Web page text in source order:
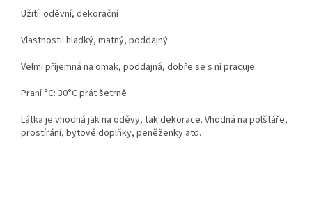
Užití: oděvní, dekorační
Vlastnosti: hladký, matný, poddajný
Velmi příjemná na omak, poddajná, dobře se s ní pracuje.
Praní °C: 30°C prát šetrně
Látka je vhodná jak na oděvy, tak dekorace. Vhodná na polštáře,
prostírání, bytové doplňky, peněženky atd.